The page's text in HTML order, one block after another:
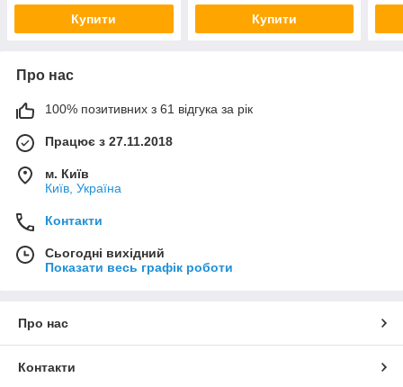
Купити Купити
Про нас
100% позитивних з 61 відгука за рік
Працює з 27.11.2018
м. Київ
Київ, Україна
Контакти
Сьогодні вихідний
Показати весь графік роботи
Про нас
Контакти